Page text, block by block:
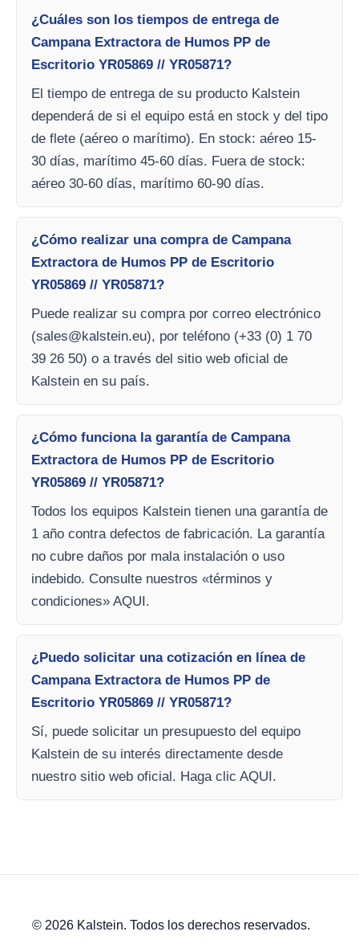
¿Cuáles son los tiempos de entrega de
Campana Extractora de Humos PP de
Escritorio YR05869 // YR05871?
El tiempo de entrega de su producto Kalstein
dependerá de si el equipo está en stock y del tipo
de flete (aéreo o marítimo). En stock: aéreo 15-
30 días, marítimo 45-60 días. Fuera de stock:
aéreo 30-60 días, marítimo 60-90 días.
¿Cómo realizar una compra de Campana
Extractora de Humos PP de Escritorio
YR05869 // YR05871?
Puede realizar su compra por correo electrónico
(sales@kalstein.eu), por teléfono (+33 (0) 1 70
39 26 50) o a través del sitio web oficial de
Kalstein en su país.
¿Cómo funciona la garantía de Campana
Extractora de Humos PP de Escritorio
YR05869 // YR05871?
Todos los equipos Kalstein tienen una garantía de
1 año contra defectos de fabricación. La garantía
no cubre daños por mala instalación o uso
indebido. Consulte nuestros «términos y
condiciones» AQUI.
¿Puedo solicitar una cotización en línea de
Campana Extractora de Humos PP de
Escritorio YR05869 // YR05871?
Sí, puede solicitar un presupuesto del equipo
Kalstein de su interés directamente desde
nuestro sitio web oficial. Haga clic AQUI.
© 2026 Kalstein. Todos los derechos reservados.